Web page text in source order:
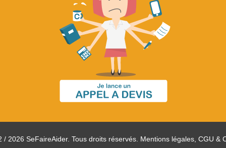
/ 2026 SeFaireAider. Tous droits réservés. Mentions légales, CGU &